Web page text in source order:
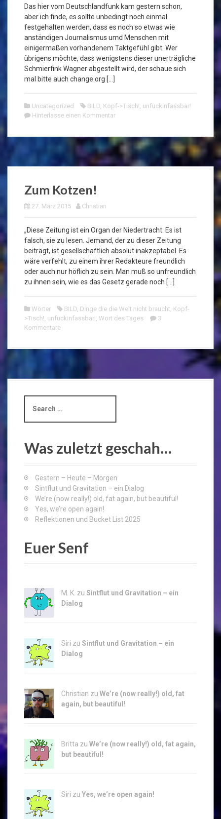
Das hier vom Deutschlandfunk kam gestern schon,
aber ich finde, es sollte unbedingt noch einmal
festgehalten werden, dass es noch so etwas wie
anständigen Journalismus umd Menschen mit
einigermaßen vorhandenem Taktgefühl gibt. Wer
übrigens möchte, dass wenigstens dieser unerträgliche
Schmierfink Wagner abgestellt wird, der schaue sich
mal bitte auch change.org […]
Uncategorized BILD, Kopf->Tisch!, unfuckinfassbar!
Hinterlasse einen Kommentar
Zum Kotzen!
27. März 2015 Christian
„Diese Zeitung ist ein Organ der Niedertracht. Es ist
falsch, sie zu lesen. Jemand, der zu dieser Zeitung
beiträgt, ist gesellschaftlich absolut inakzeptabel. Es
wäre verfehlt, zu einem ihrer Redakteure freundlich
oder auch nur höflich zu sein. Man muß so unfreundlich
zu ihnen sein, wie es das Gesetz gerade noch […]
Wörter BILD, Dinge die die Welt nicht braucht, Kopf-
>Tisch!, unfuckinfassbar!, Wort des Tages
3
Kommentare
a
c
h
Was zuletzt geschah…
Gestern – Heute – Morgen
Sintflut und Gravitation – ein Dialog
We’re (now really!) old, fat again, but beautiful!
Yes, we’re open again!
Reflektionen und Bucket List 2025
Euer Senf
M. K. zu Sintflut und Gravitation – ein
Dialog
Siri zu Sintflut und Gravitation – ein
Dialog
Christian zu We’re (now really!) old, fat
again, but beautiful!
Britta zu We’re (now really!) old, fat again,
but beautiful!
Siri zu Yes, we’re open again!